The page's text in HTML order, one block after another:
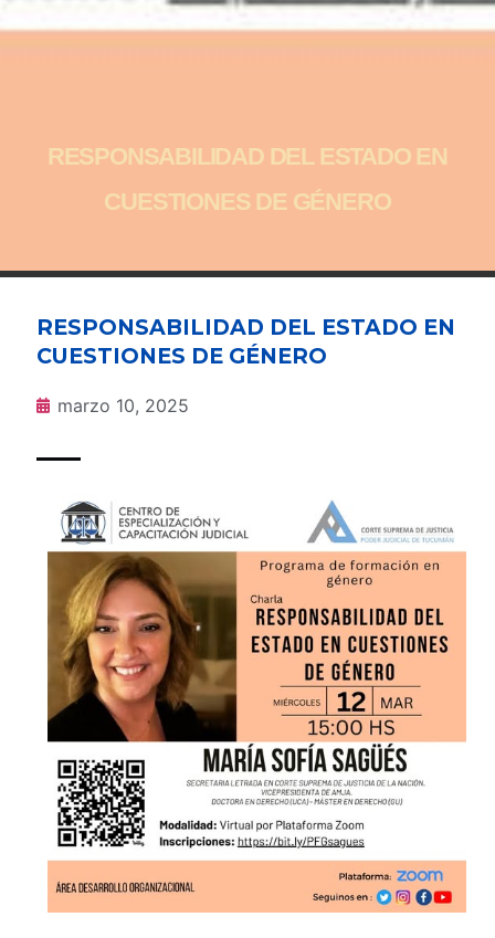
RESPONSABILIDAD DEL ESTADO EN
CUESTIONES DE GÉNERO
RESPONSABILIDAD DEL ESTADO EN
CUESTIONES DE GÉNERO
marzo 10, 2025